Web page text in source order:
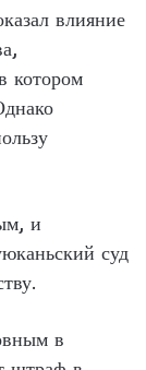
влияние
котором
и
суд
в